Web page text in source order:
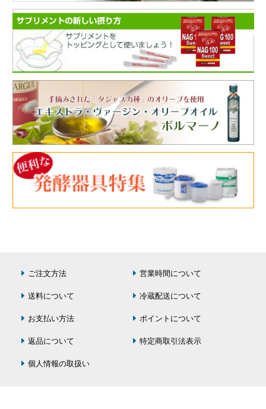
ご注文方法 営業時間について
送料について 冷蔵配送について
お支払い方法 ポイントについて
返品について 特定商取引法表示
個人情報の取扱い